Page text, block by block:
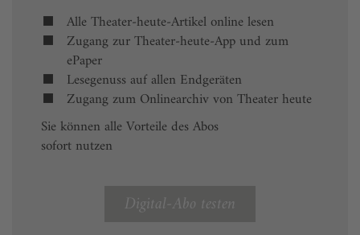
Alle Theater-heute-Artikel online lesen
Zugang zur Theater-heute-App und zum
ePaper
Lesegenuss auf allen Endgeräten
Zugang zum Onlinearchiv von Theater heute
Sie können alle Vorteile des Abos
sofort nutzen
Digital-Abo testen